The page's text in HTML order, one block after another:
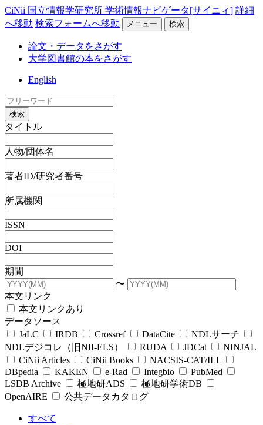
CiNii 国立情報学研究所 学術情報ナビゲータ[サイニィ] 詳細
へ移動 検索フォームへ移動 メニュー 検索
論文・データをさがす
大学図書館の本をさがす
English
検索
タイトル
人物/団体名
著者ID/研究者番号
所属機関
ISSN
DOI
期間
〜
本文リンク
本文リンクあり
データソース
JaLC
IRDB Crossref DataCite
NDLサーチ
NDLデジコレ（旧NII-ELS）
RUDA JDCat
NINJAL
CiNii Articles
CiNii Books
NACSIS-CAT/ILL
DBpedia
KAKEN e-Rad Integbio
PubMed
LSDB Archive
極地研ADS
極地研学術DB
OpenAIRE
公共データカタログ
すべて